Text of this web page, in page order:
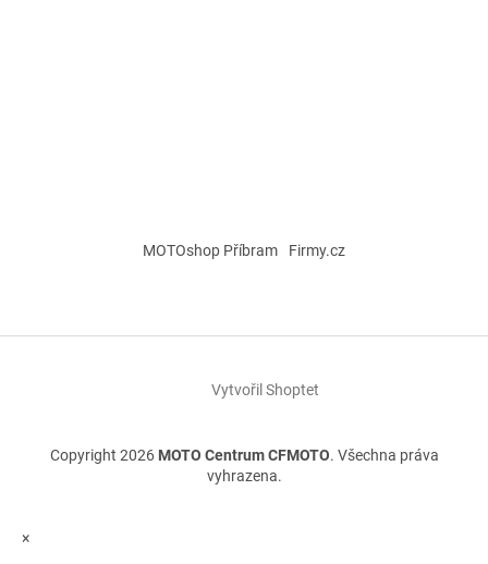
MOTOshop Příbram Firmy.cz
Vytvořil Shoptet
Copyright 2026 MOTO Centrum CFMOTO. Všechna práva
vyhrazena.
×